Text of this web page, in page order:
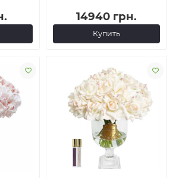
14940 грн.
Купить